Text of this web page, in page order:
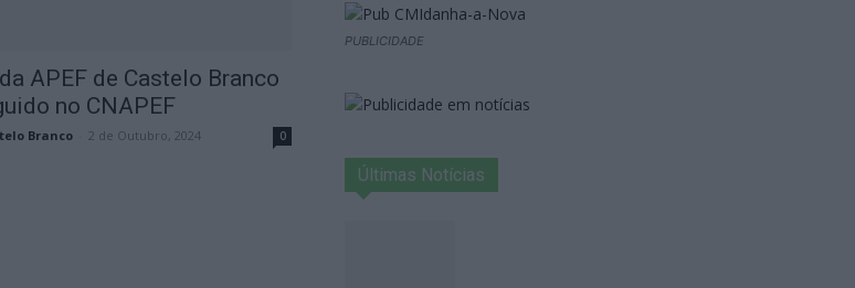
APEF de Castelo Branco
no CNAPEF
Branco 2 de Outubro, 2024 0
PUBLICIDADE
Últimas Notícias